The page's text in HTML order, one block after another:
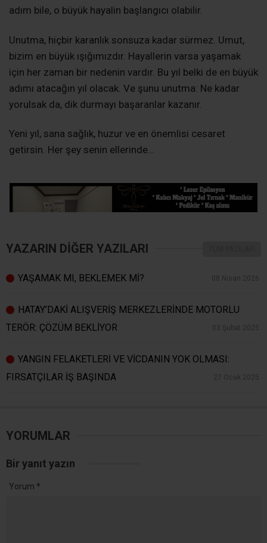
adım bile, o büyük hayalin başlangıcı olabilir.
Unutma, hiçbir karanlık sonsuza kadar sürmez. Umut,
bizim en büyük ışığımızdır. Hayallerin varsa yaşamak
için her zaman bir nedenin vardır. Bu yıl belki de en büyük
adımı atacağın yıl olacak. Ve şunu unutma: Ne kadar
yorulsak da, dik durmayı başaranlar kazanır.
Yeni yıl, sana sağlık, huzur ve en önemlisi cesaret
getirsin. Her şey senin ellerinde…
YAZARIN DİĞER YAZILARI
YAŞAMAK MI, BEKLEMEK Mİ? 08 Nisan 2026
HATAY’DAKİ ALIŞVERİŞ MERKEZLERİNDE MOTORLU
TERÖR: ÇÖZÜM BEKLİYOR
03 Şubat 2025
YANGIN FELAKETLERİ VE VİCDANIN YOK OLMASI:
FIRSATÇILAR İŞ BAŞINDA
27 Ocak 2025
YORUMLAR
Bir yanıt yazın
Yorum *